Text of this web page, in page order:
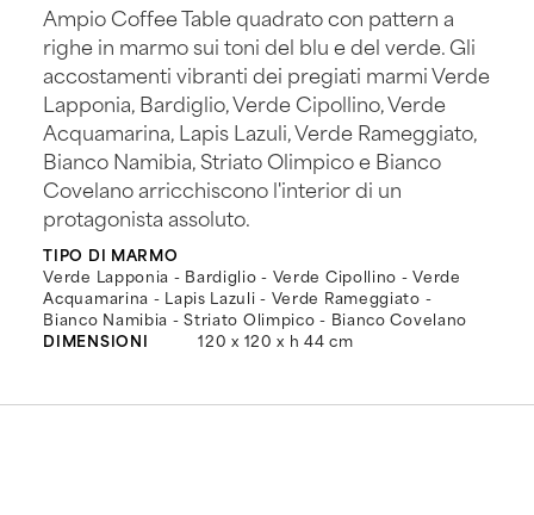
Ampio Coffee Table quadrato con pattern a
righe in marmo sui toni del blu e del verde. Gli
accostamenti vibranti dei pregiati marmi Verde
Lapponia, Bardiglio, Verde Cipollino, Verde
Acquamarina, Lapis Lazuli, Verde Rameggiato,
Bianco Namibia, Striato Olimpico e Bianco
Covelano arricchiscono l'interior di un
protagonista assoluto.
TIPO DI MARMO
Verde Lapponia - Bardiglio - Verde Cipollino - Verde
Acquamarina - Lapis Lazuli - Verde Rameggiato -
Bianco Namibia - Striato Olimpico - Bianco Covelano
DIMENSIONI
120 x 120 x h 44 cm